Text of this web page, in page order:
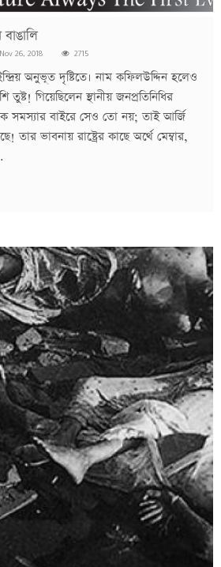
Nov 26, 2018 2715
অনুভূত দৃষ্টিতে। নাম কফিলউদ্দিন হলেও
গিয়েছিলেন স্থানীয় জনপ্রতিনিধির
সমস্যার বাইরে সেও তো নয়; তাই আর্জি
তার ভাবনায় রাষ্ট্রের কাছে অর্থে মেম্বার,